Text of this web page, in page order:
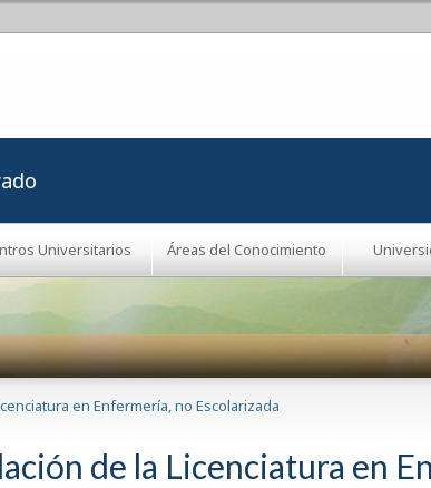
Universitarios Áreas del Conocimiento
en Enfermería, no Escolarizada
de la Licenciatura en